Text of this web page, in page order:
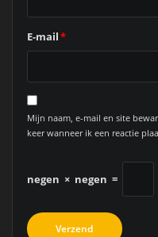
E-mail*
Mijn naam, e-mail en site
keer wanneer ik een reactie
negen × negen =